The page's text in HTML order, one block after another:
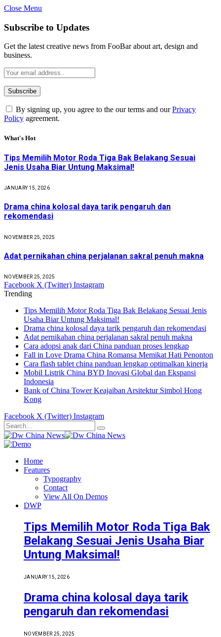
Close Menu
Subscribe to Updates
Get the latest creative news from FooBar about art, design and
business.
By signing up, you agree to the our terms and ourPrivacy
Policy agreement.
What's Hot
Tips Memilih Motor Roda Tiga Bak Belakang Sesuai
Jenis Usaha Biar Untung Maksimal!
JANUARY 15, 2026
Drama china kolosal daya tarik pengaruh dan
rekomendasi
NOVEMBER 25, 2025
Adat pernikahan china perjalanan sakral penuh makna
NOVEMBER 25, 2025
Facebook X (Twitter) Instagram
Trending
Tips Memilih Motor Roda Tiga Bak Belakang Sesuai Jenis
Usaha Biar Untung Maksimal!
Drama china kolosal daya tarik pengaruh dan rekomendasi
Adat pernikahan china perjalanan sakral penuh makna
Cara adopsi anak dari China panduan proses lengkap
Fall in Love Drama China Romansa Memikat Hati Penonton
Cara flash tablet china panduan lengkap optimalkan kinerja
Mobil Listrik China BYD Inovasi Global dan Ekspansi
Indonesia
Bank of China Tower Keajaiban Arsitektur Simbol Hong
Kong
Facebook X (Twitter) Instagram
Home
Features
Typography
Contact
View All On Demos
DWP
Tips Memilih Motor Roda Tiga Bak
Belakang Sesuai Jenis Usaha Biar
Untung Maksimal!
JANUARY 15, 2026
Drama china kolosal daya tarik
pengaruh dan rekomendasi
NOVEMBER 25, 2025